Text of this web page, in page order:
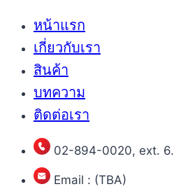
หน้าแรก
เกี่ยวกับเรา
สินค้า
บทความ
ติดต่อเรา
02-894-0020, ext. 6.
Email : (TBA)